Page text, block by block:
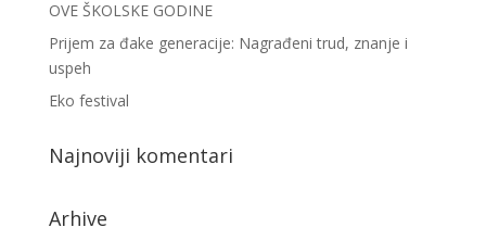
OVE ŠKOLSKE GODINE
Prijem za đake generacije: Nagrađeni trud, znanje i
uspeh
Eko festival
Najnoviji komentari
Arhive